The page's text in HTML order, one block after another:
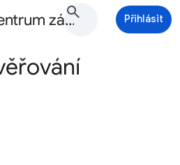
Nápověda Centrum zásad Google Ads Přihlásit